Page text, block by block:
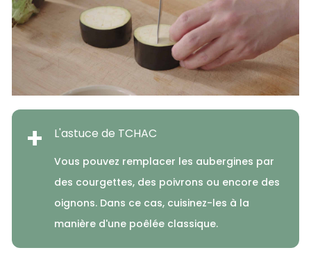
+ L'astuce de TCHAC
Vous pouvez remplacer les aubergines par
des courgettes, des poivrons ou encore des
oignons. Dans ce cas, cuisinez-les à la
manière d'une poêlée classique.